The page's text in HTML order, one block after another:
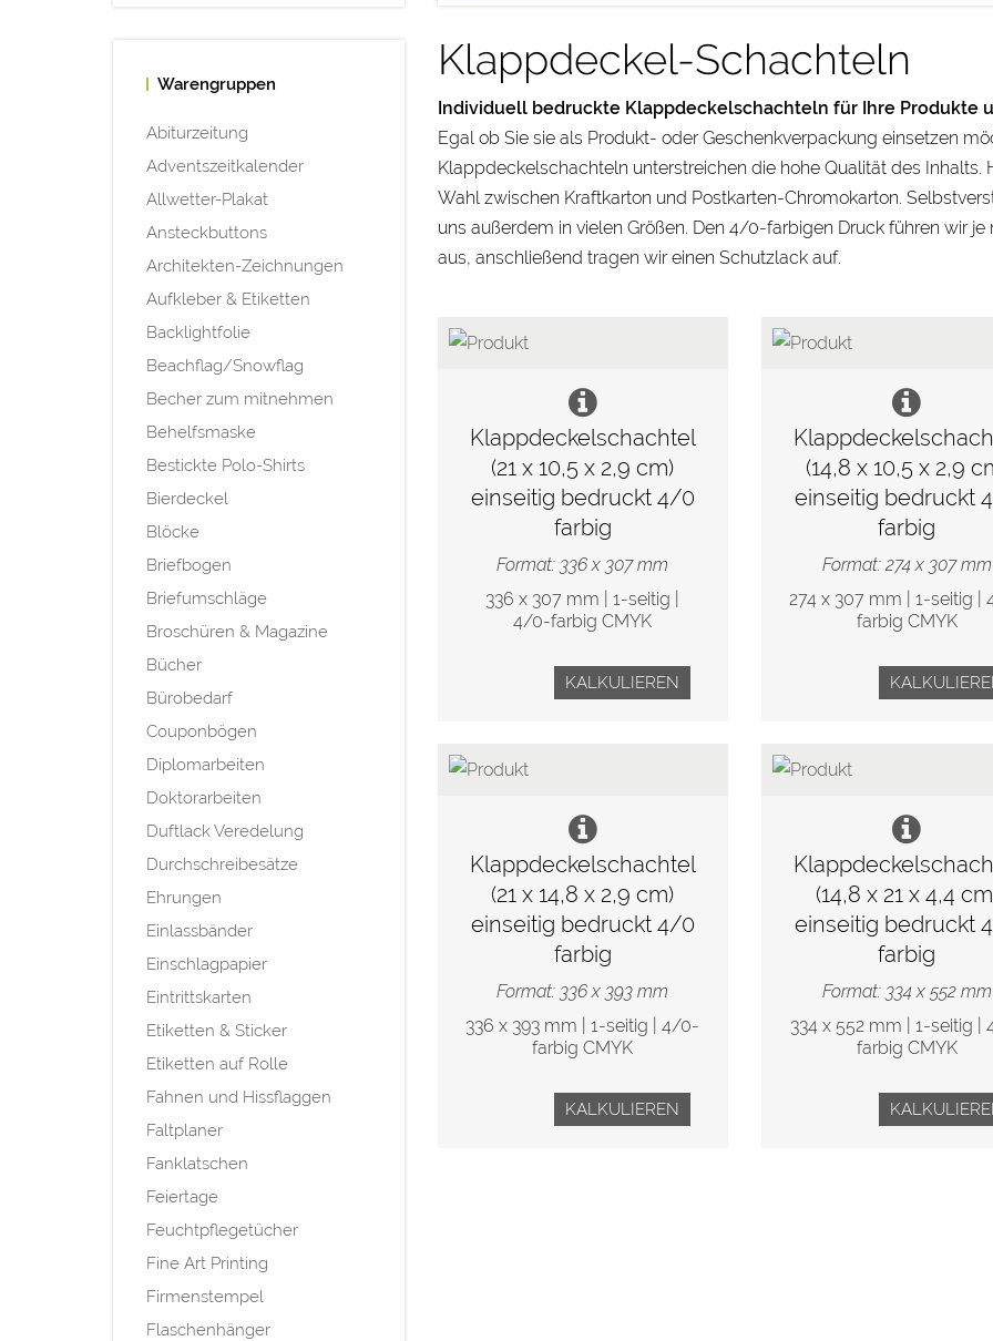
Warengruppen
Abiturzeitung
Adventszeitkalender
Allwetter-Plakat
Ansteckbuttons
Architekten-Zeichnungen
Aufkleber & Etiketten
Backlightfolie
Beachflag/Snowflag
Becher zum mitnehmen
Behelfsmaske
Bestickte Polo-Shirts
Bierdeckel
Blöcke
Briefbogen
Briefumschläge
Broschüren & Magazine
Bücher
Bürobedarf
Couponbögen
Diplomarbeiten
Doktorarbeiten
Duftlack Veredelung
Durchschreibesätze
Ehrungen
Einlassbänder
Einschlagpapier
Eintrittskarten
Etiketten & Sticker
Etiketten auf Rolle
Fahnen und Hissflaggen
Faltplaner
Fanklatschen
Feiertage
Feuchtpflegetücher
Fine Art Printing
Firmenstempel
Flaschenhänger
Klappdeckel-Schachteln
Individuell bedruckte Klappdeckelschachteln für Ihre Produkte
Egal ob Sie sie als Produkt- oder Geschenkverpackung einsetzen
Klappdeckelschachteln unterstreichen die hohe Qualität des Inhalts.
Wahl zwischen Kraftkarton und Postkarten-Chromokarton.
uns außerdem in vielen Größen. Den 4/0-farbigen Druck führen wir
aus, anschließend tragen wir einen Schutzlack auf.
Klappdeckelschachtel
(21 x 10,5 x 2,9 cm)
einseitig bedruckt 4/0
farbig
Format: 336 x 307 mm
336 x 307 mm | 1-seitig |
4/0-farbig CMYK
KALKULIEREN
(14,8 x 10,5 x 2,9
einseitig bedruckt
farbig
Format: 274 x 307 mm
274 x 307 mm | 1-seitig |
farbig CMYK
Klappdeckelschachtel
(21 x 14,8 x 2,9 cm)
einseitig bedruckt 4/0
farbig
Format: 336 x 393 mm
336 x 393 mm | 1-seitig | 4/0-
farbig CMYK
KALKULIEREN
(14,8 x 21 x 4,4
einseitig bedruckt
farbig
Format: 334 x 552 mm
334 x 552 mm | 1-seitig |
farbig CMYK